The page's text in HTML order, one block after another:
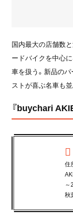
国内最大の店舗数
ードバイクを中心
車を扱う。新品の
ストが喜ぶ名車も
『buychari
住
～
秋